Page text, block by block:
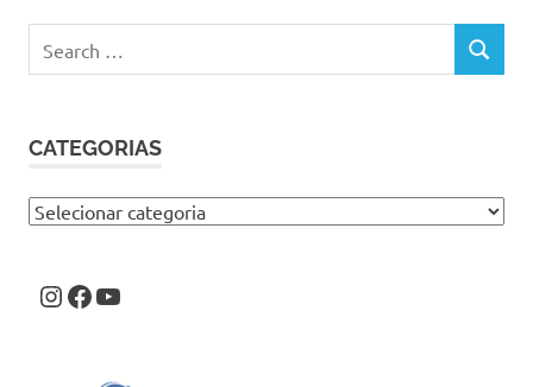
for:
SEARCH
CATEGORIAS
Categorias
Instagram
Facebook
Youtube